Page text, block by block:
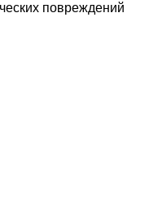
повреждений